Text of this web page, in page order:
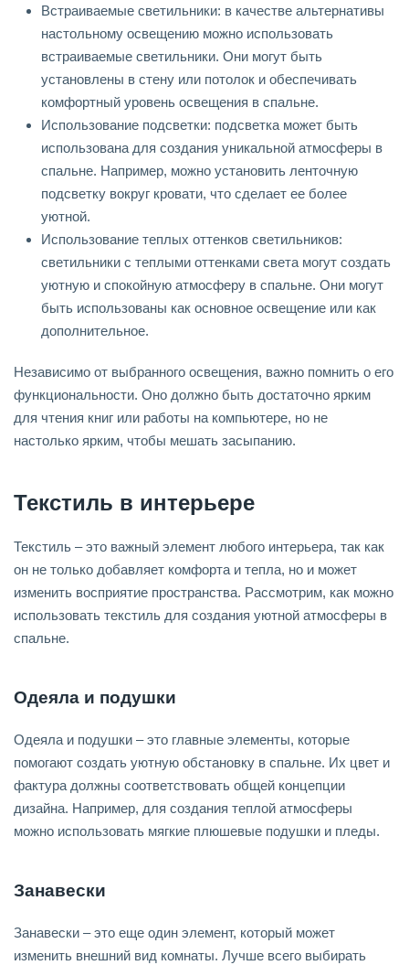
Встраиваемые светильники: в качестве альтернативы
настольному освещению можно использовать
встраиваемые светильники. Они могут быть
установлены в стену или потолок и обеспечивать
комфортный уровень освещения в спальне.
Использование подсветки: подсветка может быть
использована для создания уникальной атмосферы в
спальне. Например, можно установить ленточную
подсветку вокруг кровати, что сделает ее более
уютной.
Использование теплых оттенков светильников:
светильники с теплыми оттенками света могут создать
уютную и спокойную атмосферу в спальне. Они могут
быть использованы как основное освещение или как
дополнительное.
Независимо от выбранного освещения, важно помнить о его
функциональности. Оно должно быть достаточно ярким
для чтения книг или работы на компьютере, но не
настолько ярким, чтобы мешать засыпанию.
Текстиль в интерьере
Текстиль – это важный элемент любого интерьера, так как
он не только добавляет комфорта и тепла, но и может
изменить восприятие пространства. Рассмотрим, как можно
использовать текстиль для создания уютной атмосферы в
спальне.
Одеяла и подушки
Одеяла и подушки – это главные элементы, которые
помогают создать уютную обстановку в спальне. Их цвет и
фактура должны соответствовать общей концепции
дизайна. Например, для создания теплой атмосферы
можно использовать мягкие плюшевые подушки и пледы.
Занавески
Занавески – это еще один элемент, который может
изменить внешний вид комнаты. Лучше всего выбирать